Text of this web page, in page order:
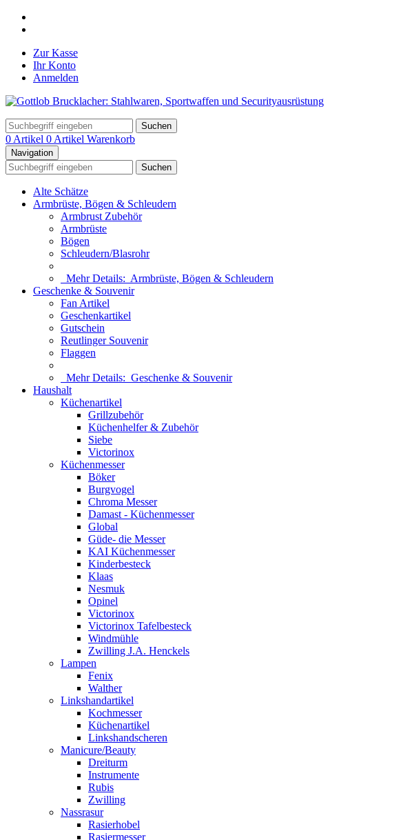
Zur Kasse
Ihr Konto
Anmelden
Suchen
0 Artikel 0 Artikel Warenkorb
Navigation
Suchen
Alte Schätze
Armbrüste, Bögen & Schleudern
Armbrust Zubehör
Armbrüste
Bögen
Schleudern/Blasrohr
Mehr Details: Armbrüste, Bögen & Schleudern
Geschenke & Souvenir
Fan Artikel
Geschenkartikel
Gutschein
Reutlinger Souvenir
Flaggen
Mehr Details: Geschenke & Souvenir
Haushalt
Küchenartikel
Grillzubehör
Küchenhelfer & Zubehör
Siebe
Victorinox
Küchenmesser
Böker
Burgvogel
Chroma Messer
Damast - Küchenmesser
Global
Güde- die Messer
KAI Küchenmesser
Kinderbesteck
Klaas
Nesmuk
Opinel
Victorinox
Victorinox Tafelbesteck
Windmühle
Zwilling J.A. Henckels
Lampen
Fenix
Walther
Linkshandartikel
Kochmesser
Küchenartikel
Linkshandscheren
Manicure/Beauty
Dreiturm
Instrumente
Rubis
Zwilling
Nassrasur
Rasierhobel
Rasiermesser